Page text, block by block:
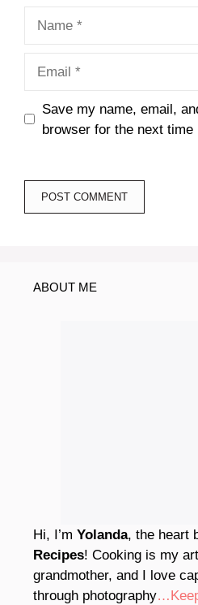
Save my name, email,
browser for the next time
ABOUT ME
Hi, I’m Yolanda, the heart
Recipes! Cooking is my
grandmother, and I love
through photography